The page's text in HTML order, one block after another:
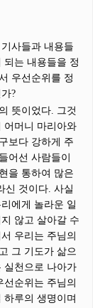
사들과 내용들
되는 내용들을 정
우선순위를 정
?
뜻이었다. 그것
어머니 마리아와
보다 강하게 주
어선 사람들이
을 통하여 많은
신 것이다. 사실
에게 놀라운 일
않고 살아갈 수
우리는 주님의
그 기도가 삶으
실천으로 나아가
순위는 주님의
루의 생명이며